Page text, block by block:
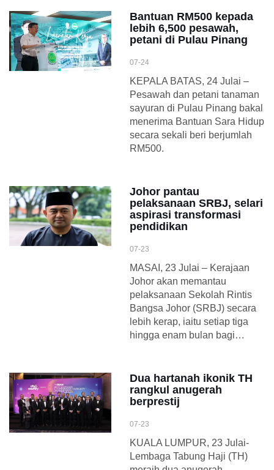
Bantuan RM500 kepada
lebih 6,500 pesawah,
petani di Pulau Pinang
07-24
KEPALA BATAS, 24 Julai –
Pesawah dan petani tanaman
sayuran di Pulau Pinang bakal
menerima Bantuan Sara Hidup
secara sekali beri berjumlah
RM500.
Johor pantau
pelaksanaan SRBJ, selari
aspirasi transformasi
pendidikan
07-23
MASAI, 23 Julai – Kerajaan
Johor akan memantau
pelaksanaan Sekolah Rintis
Bangsa Johor (SRBJ) secara
lebih kerap, iaitu setiap tiga
hingga enam bulan bagi…
Dua hartanah ikonik TH
rangkul anugerah
berprestij
07-23
KUALA LUMPUR, 23 Julai-
Lembaga Tabung Haji (TH)